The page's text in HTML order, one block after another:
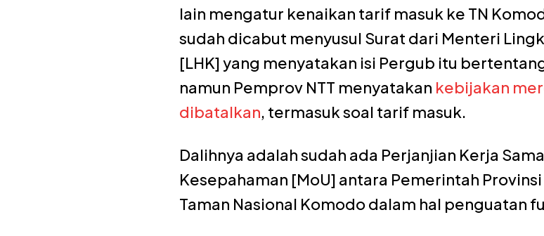
lain mengatur kenaikan tarif masuk ke TN
sudah dicabut menyusul Surat dari Menteri
[LHK] yang menyatakan isi Pergub itu
namun Pemprov NTT menyatakan kebijakan
dibatalkan, termasuk soal tarif masuk.
Dalihnya adalah sudah ada Perjanjian Kerja
Kesepahaman [MoU] antara Pemerintah Provinsi
Taman Nasional Komodo dalam hal penguatan